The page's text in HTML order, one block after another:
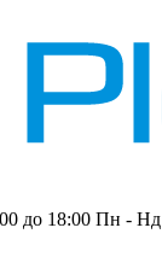
до 18:00 Пн - Нд